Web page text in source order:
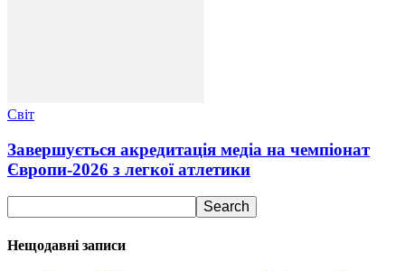
Світ
Завершується акредитація медіа на чемпіонат
Європи-2026 з легкої атлетики
Нещодавні записи